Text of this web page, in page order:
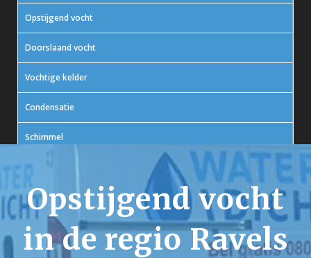
Opstijgend vocht
Doorslaand vocht
Vochtige kelder
Condensatie
Schimmel
Contact
Opstijgend vocht
in de regio Ravels